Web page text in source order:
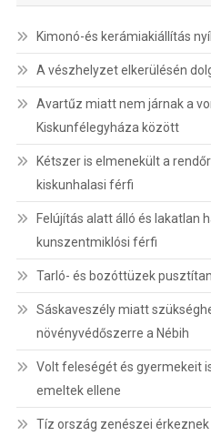
Kimonó-és kerámiakiállítás
A vészhelyzet elkerülésén
Avartűz miatt nem járnak a
Kiskunfélegyháza között
Kétszer is elmenekült a
kiskunhalasi férfi
Felújítás alatt álló és lakatlan
kunszentmiklósi férfi
Tarló- és bozóttüzek
Sáskaveszély miatt
növényvédőszerre a Nébih
Volt feleségét és gyermekeit
emeltek ellene
Tíz ország zenészei